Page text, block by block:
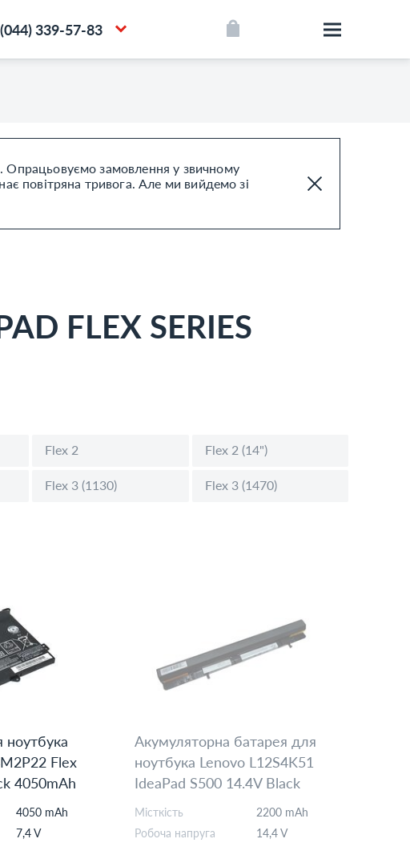
Опрацьовуємо замовлення у звичному
повітряна тривога. Але ми вийдемо зі
339-57-83
FLEX SERIES
Flex 2 Flex 2 (14")
Flex 3 (1130) Flex 3 (1470)
ноутбука
Flex
4050mAh
4050 mAh
7,4 V
Акумуляторна батарея для
ноутбука Lenovo L12S4K51
IdeaPad S500 14.4V Black
2200mAh OEM
Місткість
2200 mAh
Робоча напруга
14,4 V